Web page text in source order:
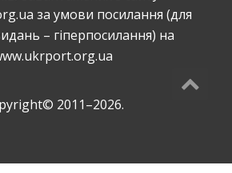
за умови посилання (для
– гіперпосилання) на
2011–2026.